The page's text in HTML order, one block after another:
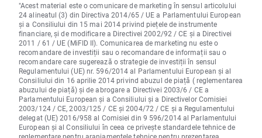
"Acest material este o comunicare de marketing în sensul articolului
24 alineatul (3) din Directiva 2014/65 / UE a Parlamentului European
și a Consiliului din 15 mai 2014 privind piețele de instrumente
financiare, și de modificare a Directivei 2002/92 / CE și a Directivei
2011 / 61 / UE (MiFID II). Comunicarea de marketing nu este o
recomandare de investiții sau o recomandare de informații sau o
recomandare care sugerează o strategie de investiții în sensul
Regulamentului (UE) nr. 596/2014 al Parlamentului European și al
Consiliului din 16 aprilie 2014 privind abuzul de piață ( reglementarea
abuzului de piață) și de abrogare a Directivei 2003/6 / CE a
Parlamentului European și a Consiliului și a Directivelor Comisiei
2003/124 / CE, 2003/125 / CE și 2004/72 / CE și a Regulamentului
delegat (UE) 2016/958 al Comisiei din 9 596/2014 al Parlamentului
European și al Consiliului în ceea ce privește standardele tehnice de